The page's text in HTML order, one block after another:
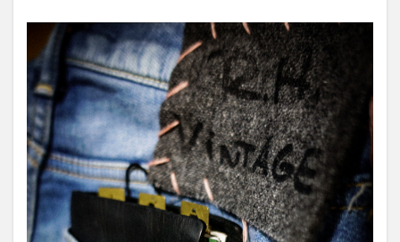
スト
のパ
ート
サイ
ズ
2
一緒に
使って
いるも
の